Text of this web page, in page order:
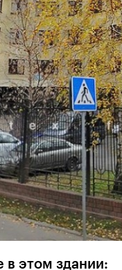
в этом здании: